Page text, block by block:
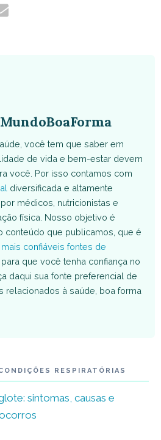
Share
você tem que saber em
de vida e bem-estar devem
você. Por isso contamos com
diversificada e altamente
médicos, nutricionistas e
física. Nosso objetivo é
conteúdo que publicamos, que é
mais confiáveis fontes de
para que você tenha confiança no
daqui sua fonte preferencial de
relacionados à saúde, boa forma
RESPIRATÓRIAS
sintomas, causas e